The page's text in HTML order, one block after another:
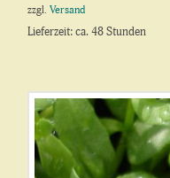
zzgl.Versand
Lieferzeit: ca. 48 Stunden